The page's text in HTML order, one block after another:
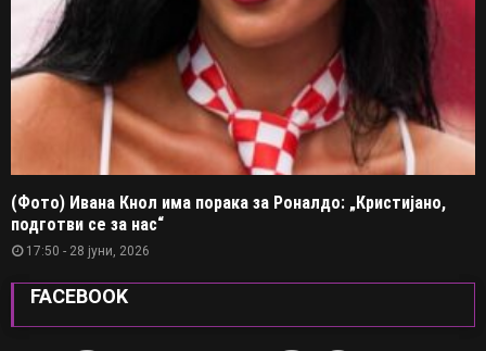
(Фото) Ивана Кнол има порака за Роналдо: „Кристијано,
подготви се за нас“
17:50 - 28 јуни, 2026
FACEBOOK